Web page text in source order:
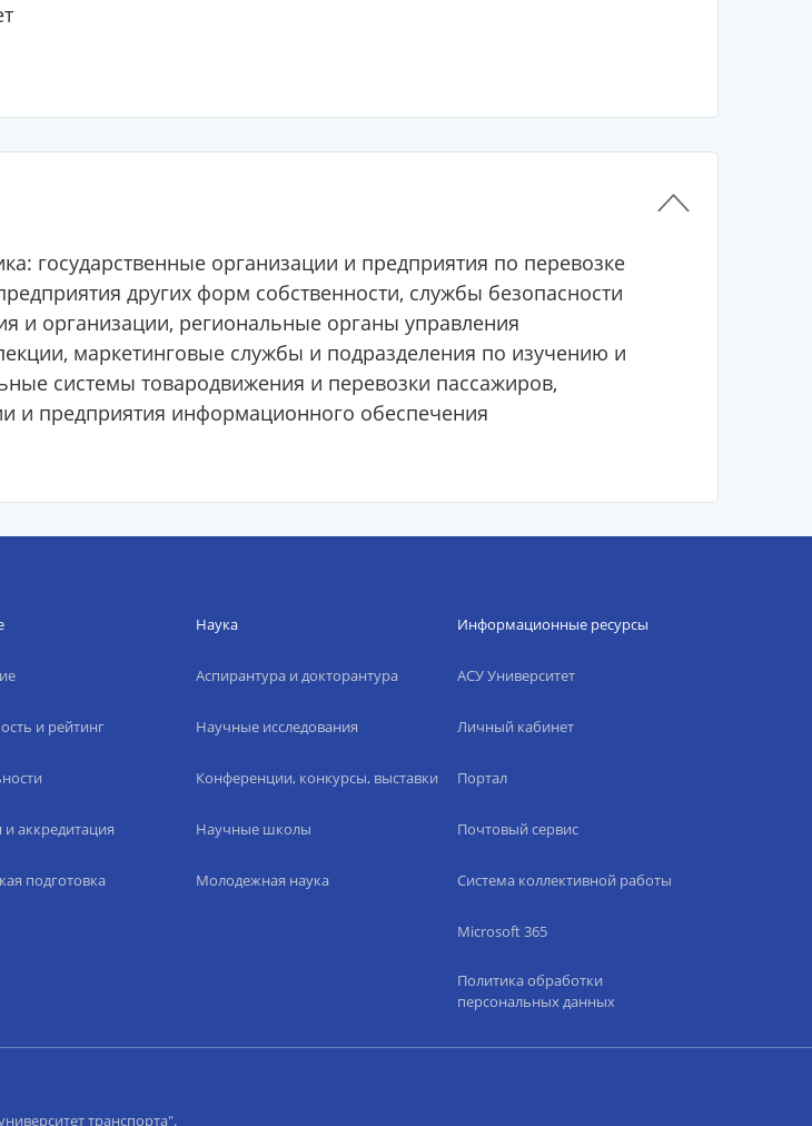
государственные организации и предприятия по перевозке
других форм собственности, службы безопасности
и организации, региональные органы управления
маркетинговые службы и подразделения по изучению и
системы товародвижения и перевозки пассажиров,
и предприятия информационного обеспечения
и рейтинг
аккредитация
подготовка
Наука
Аспирантура и докторантура
Научные исследования
Конференции, конкурсы, выставки
Научные школы
Молодежная наука
Информационные ресурсы
АСУ Университет
Личный кабинет
Портал
Почтовый сервис
Система коллективной работы
Microsoft 365
Политика обработки
персональных данных
транспорта".